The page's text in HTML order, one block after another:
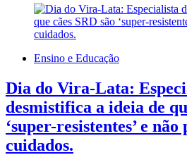
Ensino e Educação
Dia do Vira-Lata:
desmistifica a ideia de
‘super-resistentes’ e
cuidados.